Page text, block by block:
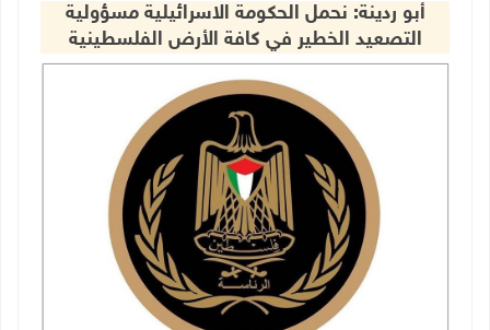
أبو ردينة: نحمل الحكومة الاسرائيلية مسؤولية
التصعيد الخطير في كافة الأرض الفلسطينية